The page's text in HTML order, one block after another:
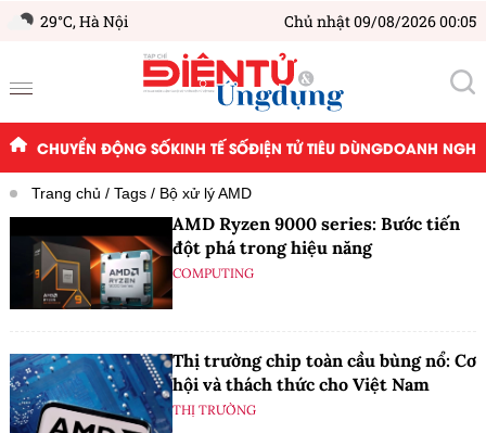
29°C,Hà Nội Chủ nhật 09/08/2026 00:05
CHUYỂN ĐỘNG SỐKINH TẾ SỐĐIỆN TỬ TIÊU DÙNGDOANH
Trang chủ Tags Bộ xử lý AMD
AMD Ryzen 9000 series: Bước tiến
đột phá trong hiệu năng
COMPUTING
Thị trường chip toàn cầu bùng nổ: Cơ
hội và thách thức cho Việt Nam
THỊ TRƯỜNG